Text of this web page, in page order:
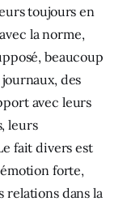
toujours en
la norme,
beaucoup
des
avec leurs
leurs
fait divers est
forte,
relations dans la